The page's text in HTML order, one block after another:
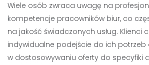
Wiele osób zwraca uwagę na
kompetencje pracowników biur, co
na jakość świadczonych usług. Klienci
indywidualne podejście do ich potrzeb
w dostosowywaniu oferty do specyfiki